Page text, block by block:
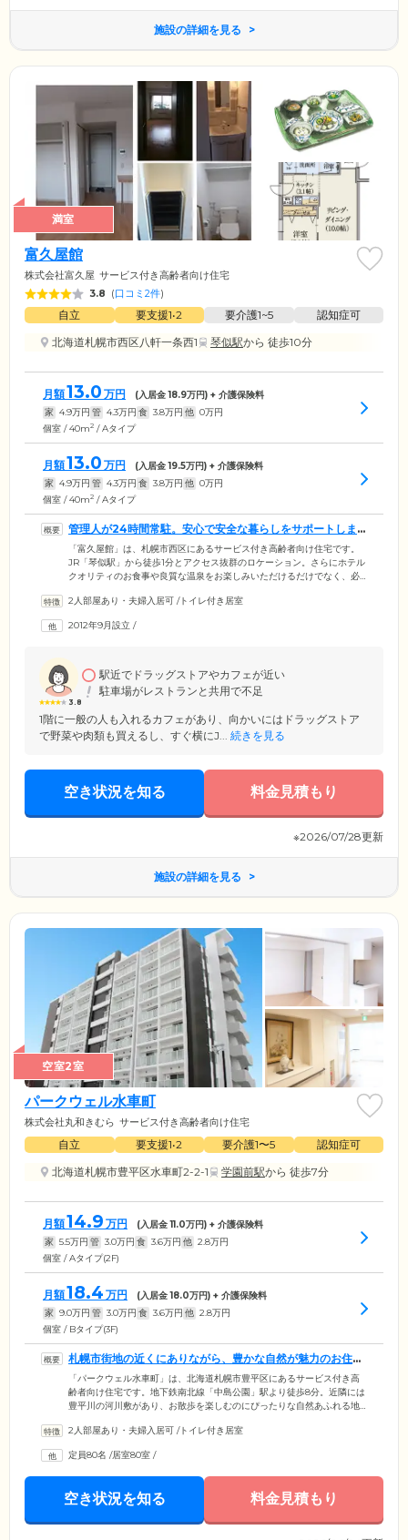
施設の詳細を見る
満室
富久屋館
株式会社富久屋 サービス付き高齢者向け住宅
3.8 (口コミ2件)
自立 要支援1•2 要介護1~5
認知症可
北海道札幌市西区八軒一条西1
琴似駅から 徒歩10分
月額13.0 万円 (入居金18.9万円) + 介護保険料
家 4.9万円 管 4.3万円 食 3.8万円 他 0万円
個室 / 40m2 / Aタイプ
月額13.0 万円 (入居金19.5万円) + 介護保険料
家 4.9万円 管 4.3万円 食 3.8万円 他 0万円
個室 / 40m2 / Aタイプ
管理人が24時間常駐。安心で安全な暮らしをサポートしま
す
「富久屋館」は、札幌市西区にあるサービス付き高齢者向け住宅です。
JR「琴似駅」から徒歩1分とアクセス抜群のロケーション。さらにホテル
クオリティのお食事や良質な温泉をお楽しみいただけるだけでなく、必
いです。館内には介護経験豊富な管理人が24時間常駐しており、状況把
す。体調の急変時には迅速にかけつけて対応しますのでご安心くださ
2人部屋あり・夫婦入居可 /トイレ付き居室
2012年9月設立 /
3.8
駅近でドラッグストアやカフェが近い
駐車場がレストランと共用で不足
1階に一般の人も入れるカフェがあり、向かいにはドラッグストア
で野菜や肉類も買えるし、すぐ横にJ... 続きを見る
空き状況を知る 料金見積もり
※2026/07/28更新
施設の詳細を見る
空室2室
パークウェル水車町
株式会社丸和きむら サービス付き高齢者向け住宅
自立 要支援1•2 要介護1〜5
認知症可
北海道札幌市豊平区水車町2-2-1
学園前駅から 徒歩7分
月額14.9 万円 (入居金11.0万円) + 介護保険料
家 5.5万円 管 3.0万円 食 3.6万円 他 2.8万円
個室 / Aタイプ(2F)
月額18.4 万円 (入居金18.0万円) + 介護保険料
家 9.0万円 管 3.0万円 食 3.6万円 他 2.8万円
個室 / Bタイプ(3F)
札幌市街地の近くにありながら、豊かな自然が魅力のお住ま
いです
「パークウェル水車町」は、北海道札幌市豊平区にあるサービス付き高
齢者向け住宅です。地下鉄南北線「中島公園」駅より徒歩8分。近隣には
豊平川の河川敷があり、お散歩を楽しむのにぴったりな自然あふれる地
立地でもあります。サービス付き高齢者向け住宅とは介護事業所や医療
の住まいのことです。住まいとして快適に暮らせる設備と、介護スタッ
フによる健康状態確認のためのお声がけや生活相談サービスをご提供。
2人部屋あり・夫婦入居可 /トイレ付き居室
定員80名 /居室80室 /
空き状況を知る 料金見積もり